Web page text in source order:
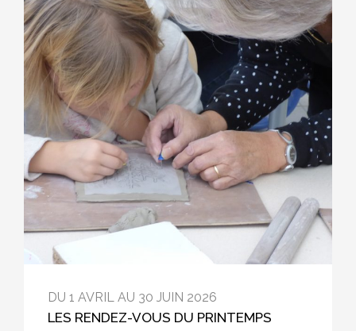
DU 1 AVRIL AU 30 JUIN 2026
LES RENDEZ-VOUS DU PRINTEMPS